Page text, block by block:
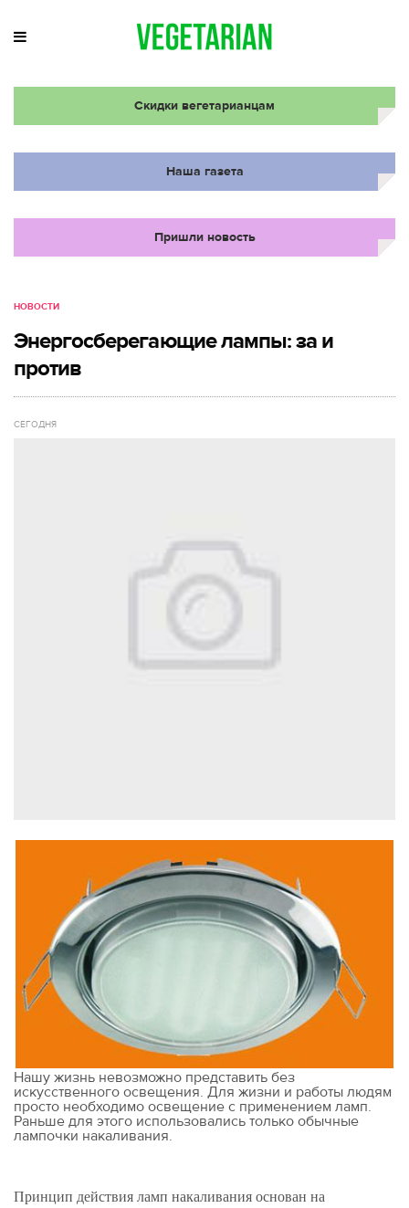
Скидки вегетарианцам
Наша газета
Пришли новость
НОВОСТИ
Энергосберегающие лампы: за и
против
СЕГОДНЯ
Нашу жизнь невозможно представить без
искусственного освещения. Для жизни и работы людям
просто необходимо освещение с применением ламп.
Раньше для этого использовались только обычные
лампочки накаливания.
Принцип действия ламп накаливания основан на